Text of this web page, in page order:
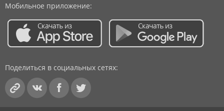
Мобильное приложение:
Поделиться в социальных сетях: